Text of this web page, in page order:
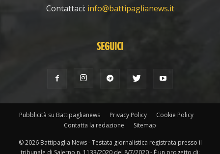
Contattaci: info@battipaglianews.it
SEGUICI
Pubblicità su Battipaglianews Privacy Policy
Cookie Policy
Contatta la redazione
Sitemap
© 2026 Battipaglia News - Testata giornalistica registrata presso il
tribunale di Salerno n. 1133/2020 del 8/7/2020 - È un progetto di: